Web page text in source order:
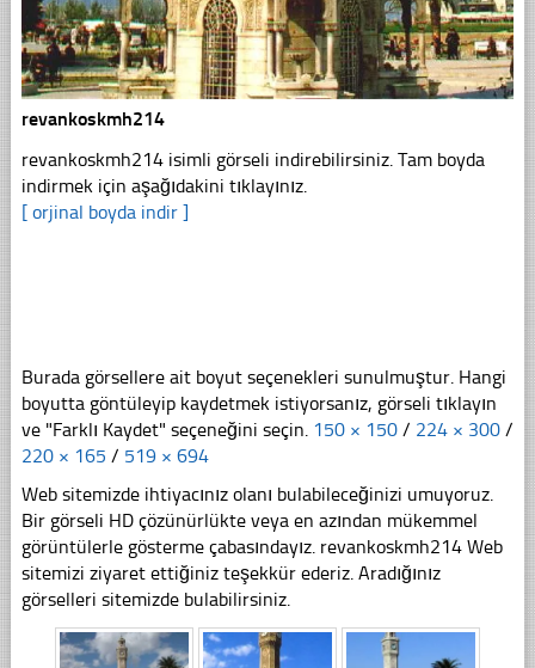
revankoskmh214
revankoskmh214 isimli görseli indirebilirsiniz. Tam boyda
indirmek için aşağıdakini tıklayınız.
[ orjinal boyda indir ]
Burada görsellere ait boyut seçenekleri sunulmuştur. Hangi
boyutta göntüleyip kaydetmek istiyorsanız, görseli tıklayın
ve "Farklı Kaydet" seçeneğini seçin. 150 × 150 / 224 × 300 /
220 × 165 / 519 × 694
Web sitemizde ihtiyacınız olanı bulabileceğinizi umuyoruz.
Bir görseli HD çözünürlükte veya en azından mükemmel
görüntülerle gösterme çabasındayız. revankoskmh214 Web
sitemizi ziyaret ettiğiniz teşekkür ederiz. Aradığınız
görselleri sitemizde bulabilirsiniz.